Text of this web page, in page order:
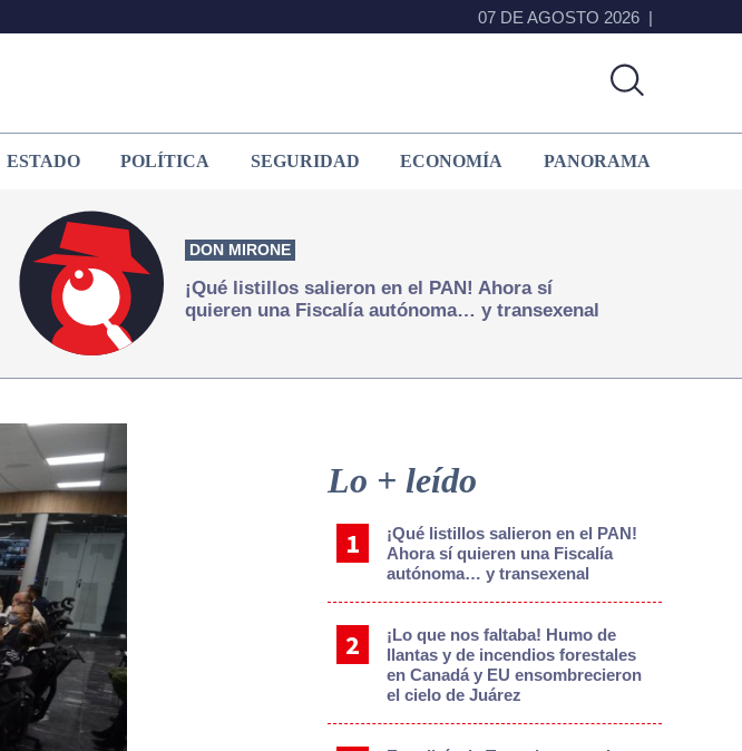
07 DE AGOSTO 2026
ESTADO POLÍTICA SEGURIDAD ECONOMÍA PANORAMA
DON MIRONE
¡Qué listillos salieron en el PAN! Ahora sí
quieren una Fiscalía autónoma… y transexenal
Sidebar
Lo + leído
¡Qué listillos salieron en el PAN!
Ahora sí quieren una Fiscalía
autónoma… y transexenal
¡Lo que nos faltaba! Humo de
llantas y de incendios forestales
en Canadá y EU ensombrecieron
el cielo de Juárez